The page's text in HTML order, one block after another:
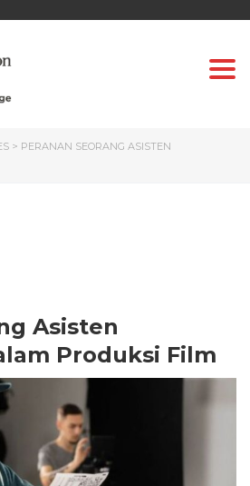
> PERANAN SEORANG ASISTEN
Asisten
Produksi Film